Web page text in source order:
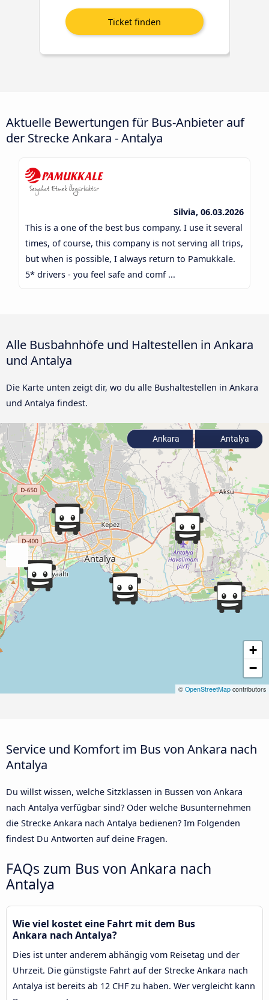
Aktuelle Bewertungen für Bus-Anbieter auf
der Strecke Ankara - Antalya
Silvia, 06.03.2026
This is a one of the best bus company. I use it several
times, of course, this company is not serving all trips,
but when is possible, I always return to Pamukkale.
5* drivers - you feel safe and comf ...
Alle Busbahnhöfe und Haltestellen in Ankara
und Antalya
Die Karte unten zeigt dir, wo du alle Bushaltestellen in Ankara
und Antalya findest.
+
−
© OpenStreetMap contributors
Ankara Antalya
Service und Komfort im Bus von Ankara nach
Antalya
Du willst wissen, welche Sitzklassen in Bussen von Ankara
nach Antalya verfügbar sind? Oder welche Busunternehmen
die Strecke Ankara nach Antalya bedienen? Im Folgenden
findest Du Antworten auf deine Fragen.
FAQs zum Bus von Ankara nach
Antalya
Wie viel kostet eine Fahrt mit dem Bus
Ankara nach Antalya?
Dies ist unter anderem abhängig vom Reisetag und der
Uhrzeit. Die günstigste Fahrt auf der Strecke Ankara nach
Antalya ist bereits ab 12 CHF zu haben. Wer vergleicht kann